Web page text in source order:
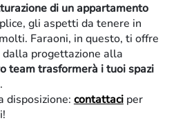
di un appartamento
gli aspetti da tenere in
Faraoni, in questo, ti offre
dalla progettazione alla
team trasformerà i tuoi spazi
.
disposizione: contattaciper